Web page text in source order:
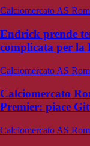
Calciomercato AS
Endrick prende
complicata per la
Calciomercato AS
Calciomercato
Premier: piace
Calciomercato AS